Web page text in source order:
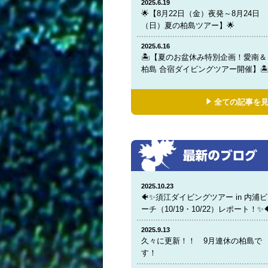
2025.6.19
🌟【8月22日（金）夜発～8月24日
（日）夏の柏島ツアー】🌟
2025.6.16
🏝️【夏のお盆休み特別企画！愛南＆
柏島 合宿ダイビングツアー開催】🏝️
全ての記事を
2025.10.23
🐠✨須江ダイビングツアー in 内浦ビ
ーチ（10/19・10/22）レポート！
2025.9.13
久々に更新！！ 9月連休の柏島で
す！